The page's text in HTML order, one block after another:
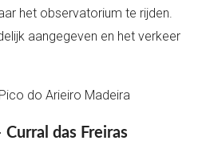
het observatorium te rijden.
aangegeven en het verkeer
das Freiras